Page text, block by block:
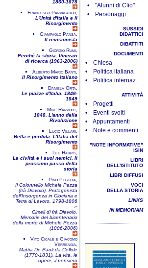
1860-1878
Francesco Pappalardo,
L'Unità d'Italia e il
Risorgimento
Giampaolo Pansa,
Il revisionista
Giorgio Rumi,
Perché la storia. Itinerari
di ricerca (1963-2006)
Alberto Mario Banti,
Il Risorgimento italiano
Daniela Orta,
Le piazze d'Italia. 1846-
1849
Mike Rapport,
1848. L'anno della
Rivoluzione
Lucio Villari,
Bella e perduta. L'Italia del
Risorgimento
Lee Harris,
La civiltà e i suoi nemici. Il
prossimo passo della
storia
Pino Pecchia,
Il Colonnello Michele Pezza
(frà Diavolo). Protagonista
dell’Insorgenza in Ciociaria e
Terra di Lavoro. 1798-1806
e
Cimeli di frà Diavolo.
Memorie del bicentenario
della morte di Michele Pezza
(1806-2006)
Vito Cicale e Giacomo
Verrengia,
Mattia De Paoli da Cellole
(1770-1831). La vita, le
opere, il pensiero
• "Alunni di Clio"
• Personaggi
SUSSIDI
DIDATTICI
DIBATTITI
DOCUMENTI
• Chiesa
• Politica italiana
• Politica internaz.
ATTIVITÀ
• Progetti
• Eventi svolti
• Appuntamenti
• Note e commenti
"NOTE INFORMATIVE"
ISIN
LIBRI
DELL'ISTITUTO
LIBRI DIFFUSI
VOCI
DELLA STORIA
LINKS
IN MEMORIAM